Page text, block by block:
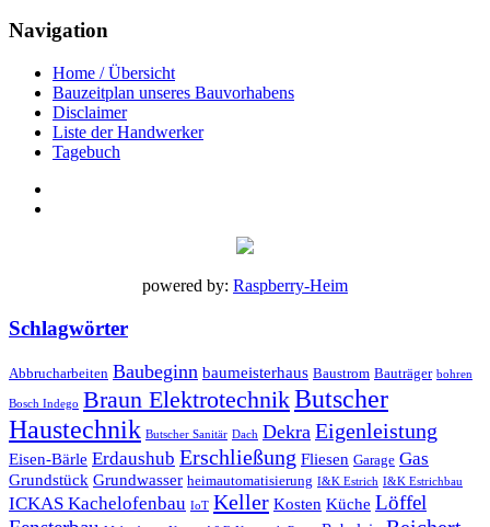
Navigation
Home / Übersicht
Bauzeitplan unseres Bauvorhabens
Disclaimer
Liste der Handwerker
Tagebuch
powered by: Raspberry-Heim
Schlagwörter
Abbrucharbeiten Baubeginn baumeisterhaus Baustrom Bauträger bohren
Bosch Indego Braun ElektrotechnikButscher
Haustechnik Butscher Sanitär Dach Dekra Eigenleistung
Eisen-Bärle Erdaushub Erschließung Fliesen Garage Gas
Grundstück Grundwasser heimautomatisierung I&K Estrich I&K Estrichbau
ICKAS Kachelofenbau IoT Keller Kosten Küche Löffel